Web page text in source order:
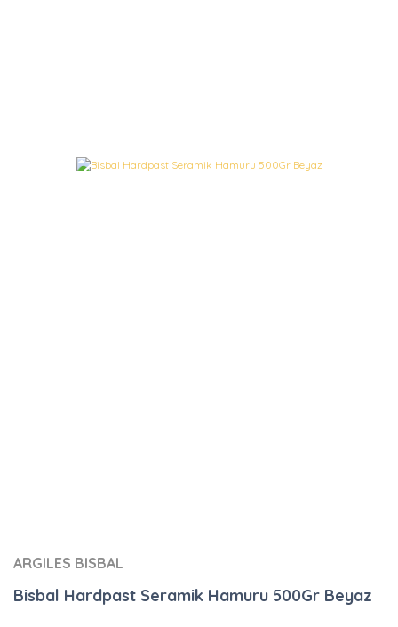
ARGILES BISBAL
Bisbal Hardpast Seramik Hamuru 500Gr Beyaz